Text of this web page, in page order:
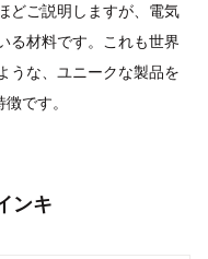
どご説明しますが、電気
る材料です。これも世界
うな、ユニークな製品を
です。
ンキ